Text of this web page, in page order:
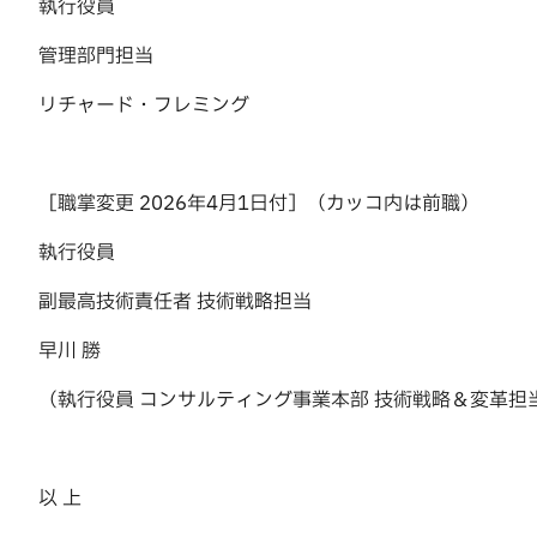
執行役員
管理部門担当
リチャード・フレミング
［職掌変更 2026年4月1日付］（カッコ内は前職）
執行役員
副最高技術責任者 技術戦略担当
早川 勝
（執行役員 コンサルティング事業本部 技術戦略＆変革担
以 上